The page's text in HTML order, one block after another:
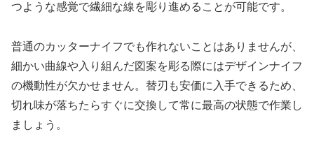
つような感覚で繊細な線を彫り進めることが可能です。
普通のカッターナイフでも作れないことはありませんが、
細かい曲線や入り組んだ図案を彫る際にはデザインナイフ
の機動性が欠かせません。替刃も安価に入手できるため、
切れ味が落ちたらすぐに交換して常に最高の状態で作業し
ましょう。